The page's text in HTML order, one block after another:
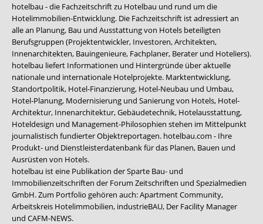
hotelbau - die Fachzeitschrift zu Hotelbau und rund um die
Hotelimmobilien-Entwicklung. Die Fachzeitschrift ist adressiert an
alle an Planung, Bau und Ausstattung von Hotels beteiligten
Berufsgruppen (Projektentwickler, Investoren, Architekten,
Innenarchitekten, Bauingenieure, Fachplaner, Berater und Hoteliers).
hotelbau liefert Informationen und Hintergründe über aktuelle
nationale und internationale Hotelprojekte. Marktentwicklung,
Standortpolitik, Hotel-Finanzierung, Hotel-Neubau und Umbau,
Hotel-Planung, Modernisierung und Sanierung von Hotels, Hotel-
Architektur, Innenarchitektur, Gebäudetechnik, Hotelausstattung,
Hoteldesign und Management-Philosophien stehen im Mittelpunkt
journalistisch fundierter Objektreportagen. hotelbau.com - Ihre
Produkt- und Dienstleisterdatenbank für das Planen, Bauen und
Ausrüsten von Hotels.
hotelbau ist eine Publikation der Sparte Bau- und
Immobilienzeitschriften der Forum Zeitschriften und Spezialmedien
GmbH. Zum Portfolio gehören auch:Apartment Community,
Arbeitskreis Hotelimmobilien, industrieBAU, Der Facility Manager
und CAFM-NEWS.